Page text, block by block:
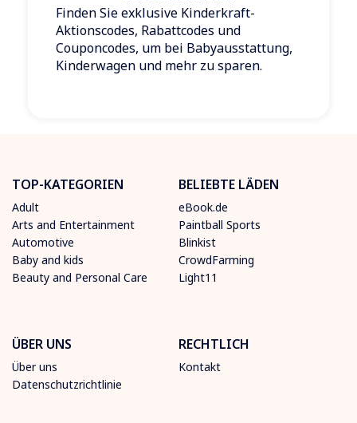
Finden Sie exklusive Kinderkraft-
Aktionscodes, Rabattcodes und
Couponcodes, um bei Babyausstattung,
Kinderwagen und mehr zu sparen.
TOP-KATEGORIEN
Adult
Arts and Entertainment
Automotive
Baby and kids
Beauty and Personal Care
BELIEBTE LÄDEN
eBook.de
Paintball Sports
Blinkist
CrowdFarming
Light11
ÜBER UNS
Über uns
Datenschutzrichtlinie
RECHTLICH
Kontakt